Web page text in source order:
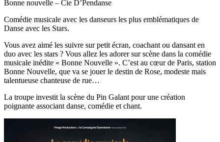
Bonne nouvelle – Cie D’Pendanse
Comédie musicale avec les danseurs les plus emblématiques de
Danse avec les Stars.
Vous avez aimé les suivre sur petit écran, coachant ou dansant en
duo avec les stars ? Vous allez les adorer sur scène dans la comédie
musicale inédite « Bonne Nouvelle ». C’est au cœur de Paris, station
Bonne Nouvelle, que va se jouer le destin de Rose, modeste mais
talentueuse chanteuse de rue…
La troupe investit la scène du Pin Galant pour une création
poignante associant danse, comédie et chant.